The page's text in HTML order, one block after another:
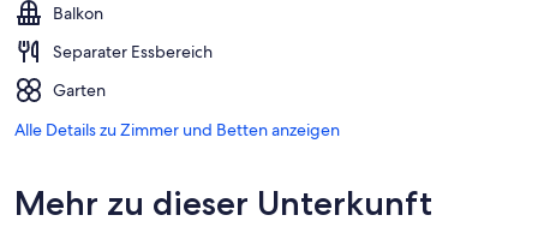
Balkon
Separater Essbereich
Garten
Alle Details zu Zimmer und Betten anzeigen
Mehr zu dieser Unterkunft